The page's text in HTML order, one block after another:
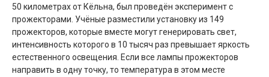
50 километрах от Кёльна, был проведён эксперимент с
прожекторами. Учёные разместили установку из 149
прожекторов, которые вместе могут генерировать свет,
интенсивность которого в 10 тысяч раз превышает яркость
естественного освещения. Если все лампы прожекторов
направить в одну точку, то температура в этом месте